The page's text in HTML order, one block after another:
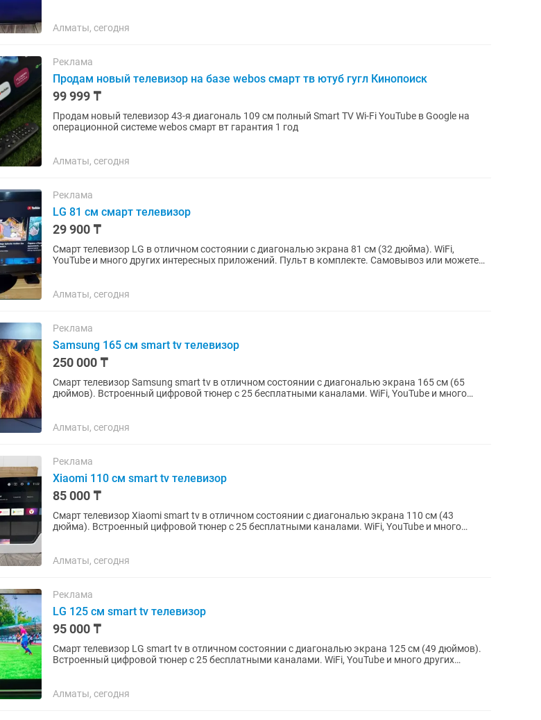
Алматы, сегодня
Реклама
Продам новый телевизор на базе webos смарт тв ютуб гугл Кинопоиск
99 999 ₸
Продам новый телевизор 43-я диагональ 109 см полный Smart TV Wi-Fi YouTube в Google на
операционной системе webos смарт вт гарантия 1 год
Алматы, сегодня
Реклама
LG 81 см смарт телевизор
29 900 ₸
Смарт телевизор LG в отличном состоянии с диагональю экрана 81 см (32 дюйма). WiFi,
YouTube и много других интересных приложений. Пульт в комплекте. Самовывоз или можете
Алматы, сегодня
Реклама
Samsung 165 см smart tv телевизор
250 000 ₸
Смарт телевизор Samsung smart tv в отличном состоянии с диагональю экрана 165 см (65
дюймов). Встроенный цифровой тюнер с 25 бесплатными каналами. WiFi, YouTube и много
Алматы, сегодня
Реклама
Xiaomi 110 см smart tv телевизор
85 000 ₸
Смарт телевизор Xiaomi smart tv в отличном состоянии с диагональю экрана 110 см (43
дюйма). Встроенный цифровой тюнер с 25 бесплатными каналами. WiFi, YouTube и много
Алматы, сегодня
Реклама
LG 125 см smart tv телевизор
95 000 ₸
Смарт телевизор LG smart tv в отличном состоянии с диагональю экрана 125 см (49 дюймов).
Встроенный цифровой тюнер с 25 бесплатными каналами. WiFi, YouTube и много других
Алматы, сегодня